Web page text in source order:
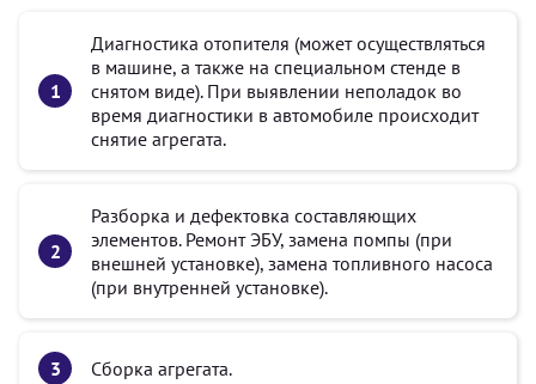
Диагностика отопителя (может осуществляться
в машине, а также на специальном стенде в
снятом виде). При выявлении неполадок во
время диагностики в автомобиле происходит
снятие агрегата.
Разборка и дефектовка составляющих
элементов. Ремонт ЭБУ, замена помпы (при
внешней установке), замена топливного насоса
(при внутренней установке).
Сборка агрегата.